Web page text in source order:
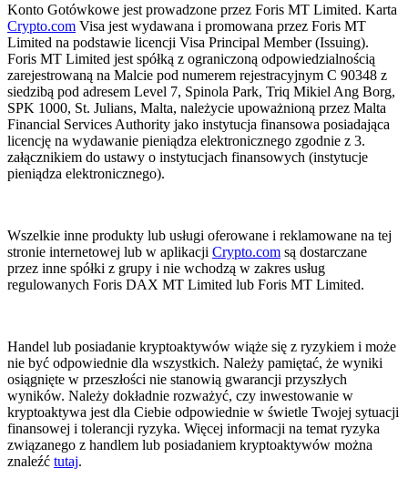
Konto Gotówkowe jest prowadzone przez Foris MT Limited. Karta
Crypto.com Visa jest wydawana i promowana przez Foris MT
Limited na podstawie licencji Visa Principal Member (Issuing).
Foris MT Limited jest spółką z ograniczoną odpowiedzialnością
zarejestrowaną na Malcie pod numerem rejestracyjnym C 90348 z
siedzibą pod adresem Level 7, Spinola Park, Triq Mikiel Ang Borg,
SPK 1000, St. Julians, Malta, należycie upoważnioną przez Malta
Financial Services Authority jako instytucja finansowa posiadająca
licencję na wydawanie pieniądza elektronicznego zgodnie z 3.
załącznikiem do ustawy o instytucjach finansowych (instytucje
pieniądza elektronicznego).
Wszelkie inne produkty lub usługi oferowane i reklamowane na tej
stronie internetowej lub w aplikacji Crypto.com są dostarczane
przez inne spółki z grupy i nie wchodzą w zakres usług
regulowanych Foris DAX MT Limited lub Foris MT Limited.
Handel lub posiadanie kryptoaktywów wiąże się z ryzykiem i może
nie być odpowiednie dla wszystkich. Należy pamiętać, że wyniki
osiągnięte w przeszłości nie stanowią gwarancji przyszłych
wyników. Należy dokładnie rozważyć, czy inwestowanie w
kryptoaktywa jest dla Ciebie odpowiednie w świetle Twojej sytuacji
finansowej i tolerancji ryzyka. Więcej informacji na temat ryzyka
związanego z handlem lub posiadaniem kryptoaktywów można
znaleźć tutaj.